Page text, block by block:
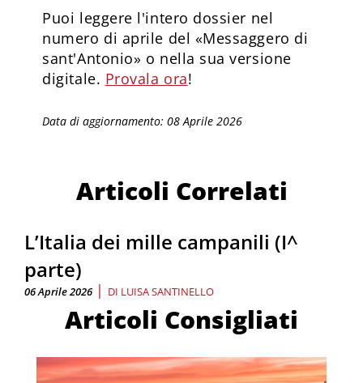
Puoi leggere l'intero dossier nel
numero di aprile del «Messaggero di
sant'Antonio» o nella sua versione
digitale. Provala ora!
Data di aggiornamento: 08 Aprile 2026
Articoli Correlati
L’Italia dei mille campanili (I^
parte)
06 Aprile 2026 | DI LUISA SANTINELLO
Articoli Consigliati